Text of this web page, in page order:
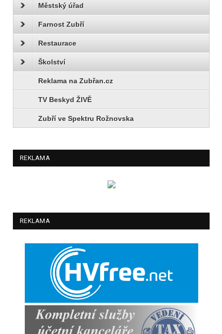
Městský úřad
Farnost Zubří
Restaurace
Školství
Reklama na Zubřan.cz
TV Beskyd ŽIVĚ
Zubří ve Spektru Rožnovska
REKLAMA
REKLAMA